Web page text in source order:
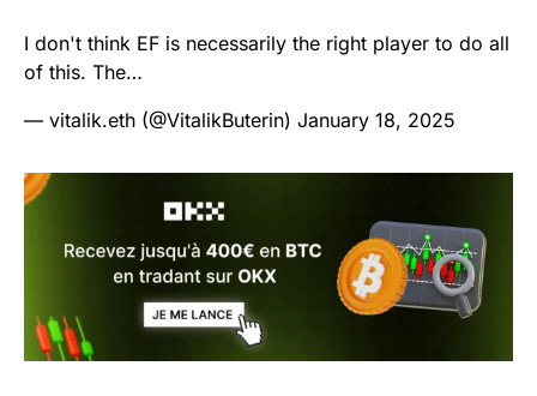
I don't think EF is necessarily the right player to do all
of this. The…
— vitalik.eth (@VitalikButerin) January 18, 2025